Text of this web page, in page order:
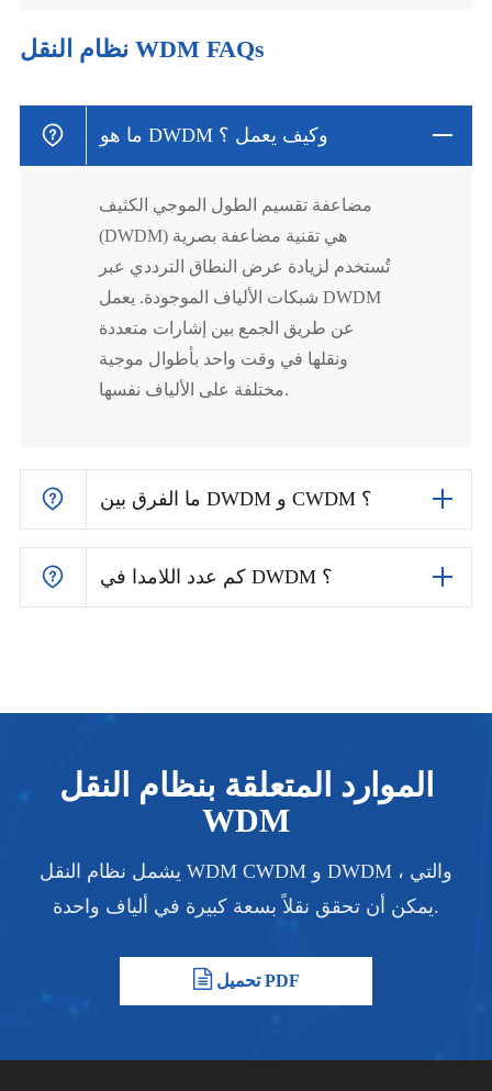
نظام النقل WDM FAQs
ما هو DWDM وكيف يعمل ؟
مضاعفة تقسيم الطول الموجي الكثيف
(DWDM) هي تقنية مضاعفة بصرية
تُستخدم لزيادة عرض النطاق الترددي عبر
شبكات الألياف الموجودة. يعمل DWDM
عن طريق الجمع بين إشارات متعددة
ونقلها في وقت واحد بأطوال موجية
مختلفة على الألياف نفسها.
ما الفرق بين DWDM و CWDM ؟
كم عدد اللامدا في DWDM ؟
الموارد المتعلقة بنظام النقل
WDM
يشمل نظام النقل WDM CWDM و DWDM ، والتي
يمكن أن تحقق نقلاً بسعة كبيرة في ألياف واحدة.
تحميل PDF